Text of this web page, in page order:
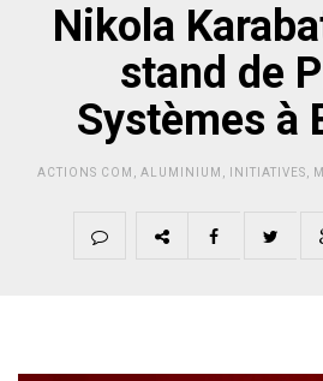
Nikola
stand de
Systèmes à
ACTIONS COM ALUMINIUM INITIATIVES